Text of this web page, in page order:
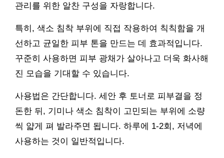
관리를 위한 알찬 구성을 자랑합니다.
특히, 색소 침착 부위에 직접 작용하여 칙칙함을 개
선하고 균일한 피부 톤을 만드는 데 효과적입니다.
꾸준히 사용하면 피부 광채가 살아나고 더욱 화사해
진 모습을 기대할 수 있습니다.
사용법은 간단합니다. 세안 후 토너로 피부결을 정
돈한 뒤, 기미나 색소 침착이 고민되는 부위에 소량
씩 얇게 펴 발라주면 됩니다. 하루에 1-2회, 저녁에
사용하는 것이 일반적입니다.